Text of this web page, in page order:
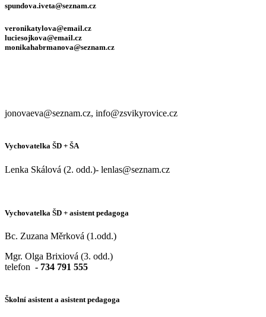
spundova.iveta@seznam.cz
veronikatylova@email.cz
luciesojkova@email.cz
monikahabrmanova@seznam.cz
jonovaeva@seznam.cz, info@zsvikyrovice.cz
Vychovatelka ŠD + ŠA
Lenka Skálová (2. odd.)- lenlas@seznam.cz
Vychovatelka ŠD + asistent pedagoga
Bc. Zuzana Měrková (1.odd.)
Mgr. Olga Brixiová (3. odd.)
telefon - 734 791 555
Školní asistent a asistent pedagoga